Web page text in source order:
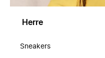
Herre
Sneakers